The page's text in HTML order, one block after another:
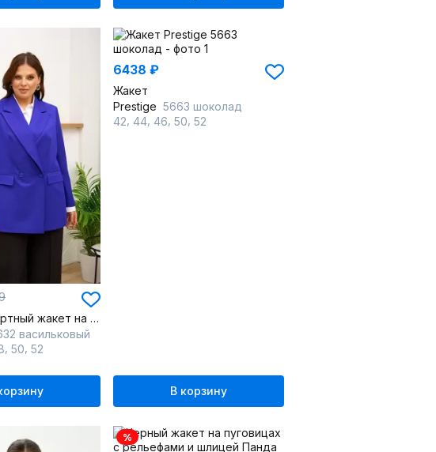
Яркий двубортный жакет на подкладке для яркого образа
васильковый
50 52
6438 ₽
Жакет
Prestige 5663 шоколад
42 44 46 50 52
В корзину
%